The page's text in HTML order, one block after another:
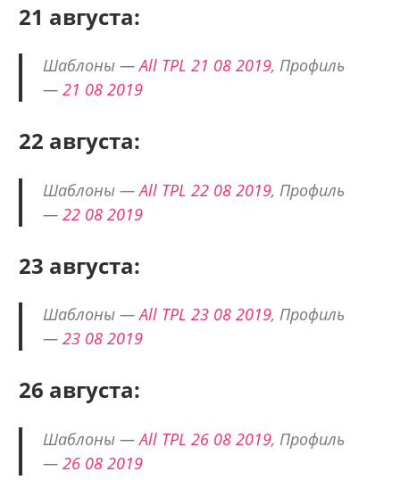
21 августа:
Шаблоны —All TPL 21 08 2019, Профиль
— 21 08 2019
22 августа:
Шаблоны —All TPL 22 08 2019, Профиль
— 22 08 2019
23 августа:
Шаблоны —All TPL 23 08 2019, Профиль
— 23 08 2019
26 августа:
Шаблоны —All TPL 26 08 2019, Профиль
— 26 08 2019